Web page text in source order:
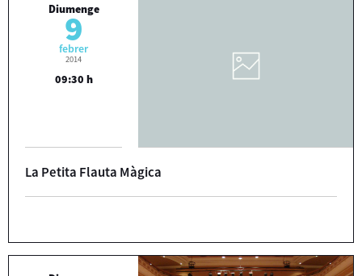
Diumenge
9
febrer
2014
09:30 h
La Petita Flauta Màgica